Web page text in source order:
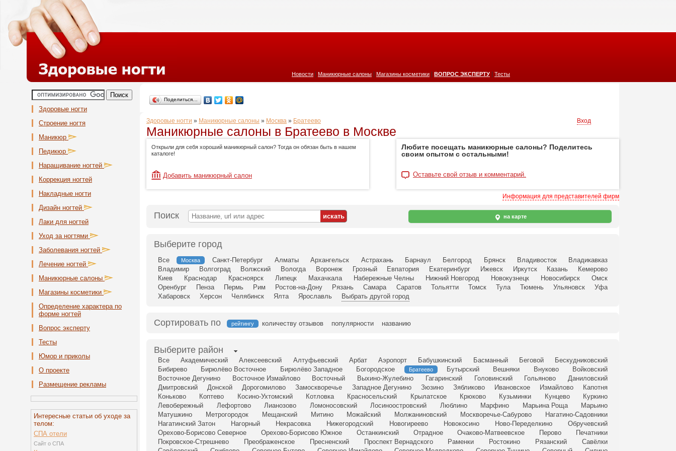
Новости Маникюрные салоны Магазины косметики ВОПРОС ЭКСПЕРТУ Тесты
Здоровые ногти
Строение ногтя
Маникюр
Педикюр
Наращивание ногтей
Коррекция ногтей
Накладные ногти
Дизайн ногтей
Лаки для ногтей
Уход за ногтями
Заболевания ногтей
Лечение ногтей
Маникюрные салоны
Магазины косметики
Определение характера по
форме ногтей
Вопрос эксперту
Тесты
Юмор и приколы
О проекте
Размещение рекламы
Интересные статьи об уходе за
телом:
СПА отели
Сайт о СПА
Поделиться…
Здоровые ногти » Маникюрные салоны » Москва » Братеево Вход
Маникюрные салоны в Братеево в Москве
Открыли для себя хороший маникюрный салон? Тогда он обязан быть в нашем
каталоге!
Добавить маникюрный салон
Любите посещать маникюрные салоны? Поделитесь
своим опытом с остальными!
Оставьте свой отзыв и комментарий.
Информация для представителей фирм
Поиск на карте
Выберите город
Все Москва Санкт-Петербург Алматы Архангельск Астрахань Барнаул Белгород Брянск Владивосток
Владикавказ
Владимир
Волгоград Волжский Вологда Воронеж Грозный Евпатория Екатеринбург Ижевск Иркутск Казань
Кемерово
Киев
Краснодар Красноярск Липецк Махачкала Набережные Челны Нижний Новгород Новокузнецк Новосибирск
Омск
Оренбург
Пенза Пермь Рим Ростов-на-Дону Рязань Самара Саратов Тольятти Томск Тула Тюмень Ульяновск
Уфа
Хабаровск
Херсон Челябинск Ялта Ярославль Выбрать другой город
Сортировать по рейтингу количеству отзывов популярности названию
Выберите район
Все Академический Алексеевский Алтуфьевский Арбат Аэропорт Бабушкинский Басманный Беговой
Бескудниковский
Бибирево
Бирюлёво Восточное Бирюлёво Западное Богородское Братеево Бутырский Вешняки Внуково
Войковский
Восточное Дегунино
Восточное Измайлово Восточный Выхино-Жулебино Гагаринский Головинский Гольяново
Даниловский
Дмитровский
Донской Дорогомилово Замоскворечье Западное Дегунино Зюзино Зябликово Ивановское Измайлово
Капотня
Коньково
Коптево Косино-Ухтомский Котловка Красносельский Крылатское Крюково Кузьминки Кунцево
Куркино
Левобережный
Лефортово Лианозово Ломоносовский Лосиноостровский Люблино Марфино Марьина Роща
Марьино
Матушкино
Метрогородок Мещанский Митино Можайский Молжаниновский Москворечье-Сабурово
Нагатино-Садовники
Нагатинский Затон
Нагорный Некрасовка Нижегородский Новогиреево Новокосино Ново-Переделкино
Обручевский
Орехово-Борисово Северное
Орехово-Борисово Южное Останкинский Отрадное Очаково-Матвеевское Перово
Печатники
Покровское-Стрешнево
Преображенское Пресненский Проспект Вернадского Раменки Ростокино Рязанский
Савёлки